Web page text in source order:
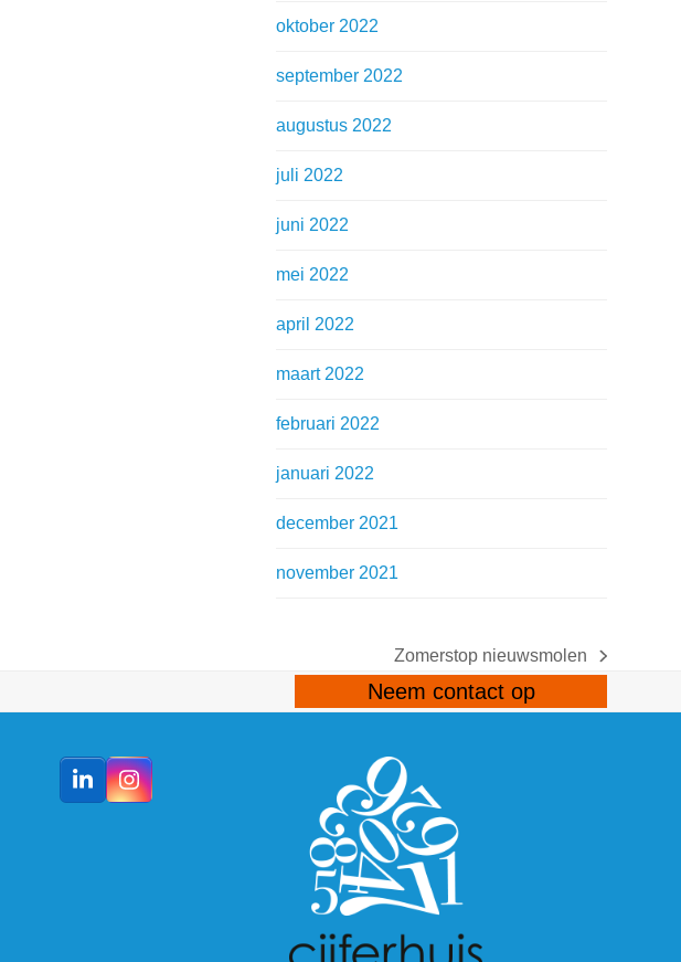
oktober 2022
september 2022
augustus 2022
juli 2022
juni 2022
mei 2022
april 2022
maart 2022
februari 2022
januari 2022
december 2021
november 2021
next
post:
Zomerstop nieuwsmolen
Neem contact op
LinkedInInstagram